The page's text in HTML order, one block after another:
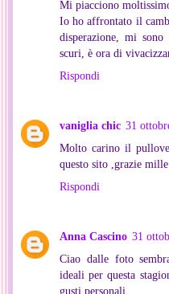
Mi piacciono
Io ho affrontato il
disperazione, mi
scuri, è ora di
Rispondi
vaniglia chic 31
Molto carino il
questo sito ,grazie
Rispondi
Anna Cascino 31
Ciao dalle foto
ideali per questa
gusti personali